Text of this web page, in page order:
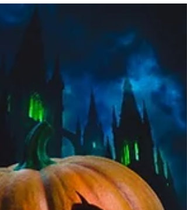
圖像小說大師 Reinhard 個展、前衛畢業展
《入伍之時，床照流出》與暖心紐約波士頓